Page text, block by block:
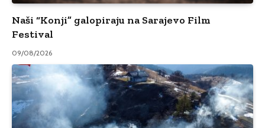
Naši “Konji” galopiraju na Sarajevo Film
Festival
09/08/2026